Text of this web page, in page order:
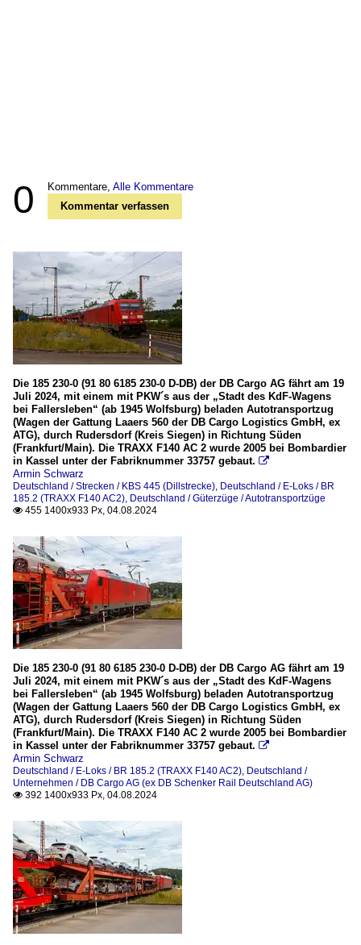
0 Kommentare, Alle Kommentare
Kommentar verfassen
Die 185 230-0 (91 80 6185 230-0 D-DB) der DB Cargo AG fährt am 19
Juli 2024, mit einem mit PKW´s aus der „Stadt des KdF-Wagens
bei Fallersleben“ (ab 1945 Wolfsburg) beladen Autotransportzug
(Wagen der Gattung Laaers 560 der DB Cargo Logistics GmbH, ex
ATG), durch Rudersdorf (Kreis Siegen) in Richtung Süden
(Frankfurt/Main). Die TRAXX F140 AC 2 wurde 2005 bei Bombardier
in Kassel unter der Fabriknummer 33757 gebaut. 
Armin Schwarz
Deutschland / Strecken / KBS 445 (Dillstrecke) Deutschland / E-Loks / BR
185.2 (TRAXX F140 AC2) Deutschland / Güterzüge / Autotransportzüge
 455 1400x933 Px, 04.08.2024
Die 185 230-0 (91 80 6185 230-0 D-DB) der DB Cargo AG fährt am 19
Juli 2024, mit einem mit PKW´s aus der „Stadt des KdF-Wagens
bei Fallersleben“ (ab 1945 Wolfsburg) beladen Autotransportzug
(Wagen der Gattung Laaers 560 der DB Cargo Logistics GmbH, ex
ATG), durch Rudersdorf (Kreis Siegen) in Richtung Süden
(Frankfurt/Main). Die TRAXX F140 AC 2 wurde 2005 bei Bombardier
in Kassel unter der Fabriknummer 33757 gebaut. 
Armin Schwarz
Deutschland / E-Loks / BR 185.2 (TRAXX F140 AC2) Deutschland /
Unternehmen / DB Cargo AG (ex DB Schenker Rail Deutschland AG)
 392 1400x933 Px, 04.08.2024